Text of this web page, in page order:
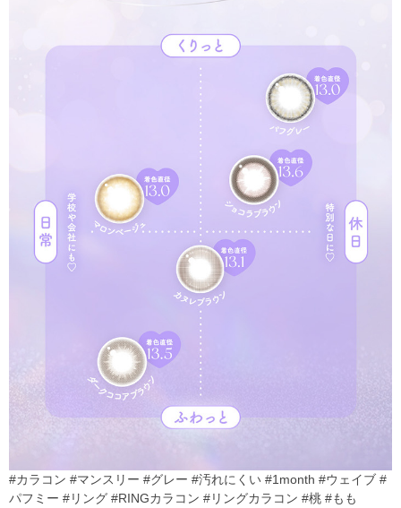
#カラコン #マンスリー #グレー #汚れにくい #1month #ウェイブ #
パフミー #リング #RINGカラコン #リングカラコン #桃 #もも